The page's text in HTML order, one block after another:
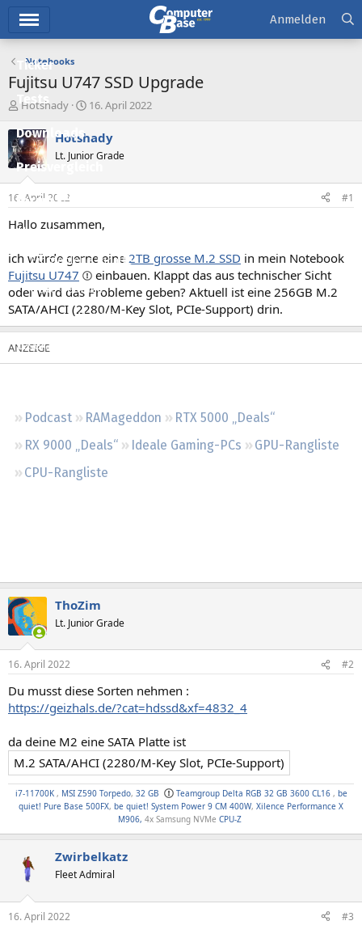
Ticker
Tests
Downloads
Preisvergleich
Forum
Aktuelles
Empfohlene Inhalte
Neue Beiträge
Neueste Aktivitäten
Leserartikel
Podcast RAMageddon
RTX 5000 „Deals“
RX 9000 „Deals“
Ideale Gaming-PCs
GPU-Rangliste
CPU-Rangliste
Anmelden
Notebooks
Fujitsu U747 SSD Upgrade
E
s
t
e
e
r
Hotshady
E
s
e
t
a
16. April 2022
Hotshady
Lt. Junior Grade
16. April 2022 #1
Hallo zusammen,
ich würde gerne eine 2TB grosse M.2 SSD in mein Notebook
Fujitsu U747
einbauen. Klappt das aus technischer Sicht
oder wird das Probleme geben? Aktuell ist eine 256GB M.2
SATA/AHCI (2280/M-Key Slot, PCIe-Support) drin.
ThoZim
Lt. Junior Grade
16. April 2022 #2
Du musst diese Sorten nehmen :
https://geizhals.de/?cat=hdssd&xf=4832_4
da deine M2 eine SATA Platte ist
M.2 SATA/AHCI (2280/M-Key Slot, PCIe-Support)
i7-11700K, MSI Z590 Torpedo, 32 GB Teamgroup Delta RGB 32 GB 3600 CL16, be
quiet! Pure Base 500FX, be quiet! System Power 9 CM 400W, Xilence Performance X
M906, 4x Samsung NVMe CPU-Z
Zwirbelkatz
Fleet Admiral
16. April 2022 #3